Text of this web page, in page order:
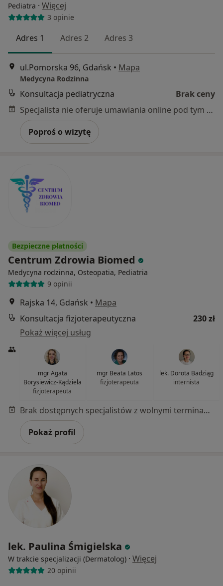
Pediatra · Więcej
3 opinie
Adres 1 Adres 2 Adres 3
ul.Pomorska 96, Gdańsk • Mapa
Medycyna Rodzinna
Konsultacja pediatryczna
Brak ceny
Specjalista nie oferuje umawiania online pod tym adresem.
Poproś o wizytę
Bezpieczne płatności
Centrum Zdrowia Biomed
Medycyna rodzinna, Osteopatia, Pediatria
9 opinii
Rajska 14, Gdańsk • Mapa
Konsultacja fizjoterapeutyczna
230 zł
Pokaż więcej usług
mgr Agata
Borysiewicz-Kądziela
fizjoterapeuta
mgr Beata Latos
fizjoterapeuta
lek. Dorota Badziąg
internista
Brak dostępnych specjalistów z wolnymi terminami w tym centrum medycznym.
Pokaż profil
lek. Paulina Śmigielska
W trakcie specjalizacji (Dermatolog) · Więcej
20 opinii